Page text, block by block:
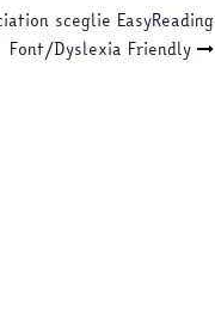
sceglie EasyReading
Font/Dyslexia Friendly